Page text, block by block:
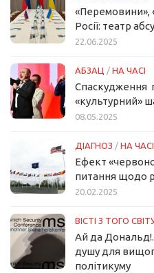
«Перемовини»,
Росії: театр
22.06.2025
АБЗАЦ / НА ЧАСІ
Спаскудження
«культурний»
08.05.2025
ДІАГНОЗ / НА ЧАСІ
Ефект
питання щодо
20.02.2025
ВІСТІ З ТОГО
Ай да
душу для
політикуму